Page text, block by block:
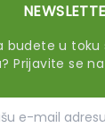
budete u toku
Prijavite se